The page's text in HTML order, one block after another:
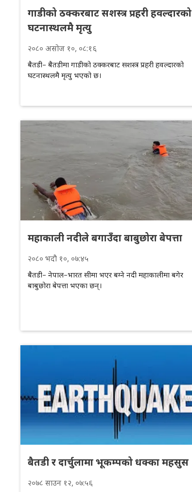
गाडीको ठक्करबाट सशस्त्र प्रहरी हवल्दारको
घटनास्थलमै मृत्यु
२०८० असोज १०, ०८:१६
बैतडी– बैतडीमा गाडीको ठक्करबाट सशस्त्र प्रहरी हवल्दारको
घटनास्थलमै मृत्यु भएको छ।
महाकाली नदीले बगाउँदा बाबुछोरा बेपत्ता
२०८० भदौ १०, ०७:४५
बैतडी– नेपाल–भारत सीमा भएर बग्ने नदी महाकालीमा बगेर
बाबुछोरा बेपत्ता भएका छन्।
बैतडी र दार्चुलामा भूकम्पको धक्का महसुस
२०७८ साउन १२, ०७:५६